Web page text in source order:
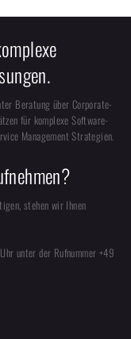
Beratung über Corporate-
für komplexe Software-
Management Strategien.
stehen wir Ihnen
unter der Rufnummer +49